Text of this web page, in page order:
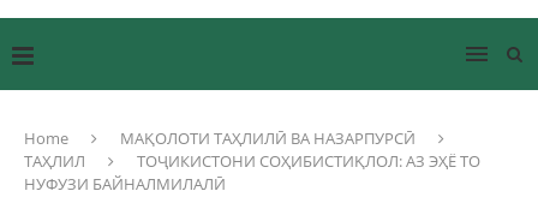
Home
МАҚОЛОТИ ТАҲЛИЛӢ ВА НАЗАРПУРСӢ
ТАҲЛИЛ
ТОҶИКИСТОНИ СОҲИБИСТИҚЛОЛ: АЗ ЭҲЁ ТО
НУФУЗИ БАЙНАЛМИЛАЛӢ